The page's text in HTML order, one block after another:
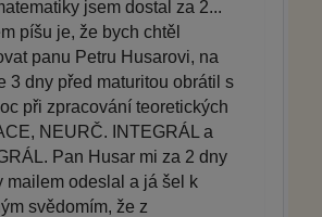
jsem dostal za 2...
píšu je, že bych chtěl
panu Petru Husarovi, na
3 dny před maturitou obrátil s
při zpracování teoretických
NEURČ. INTEGRÁL a
Pan Husar mi za 2 dny
mailem odeslal a já šel k
svědomím, že z